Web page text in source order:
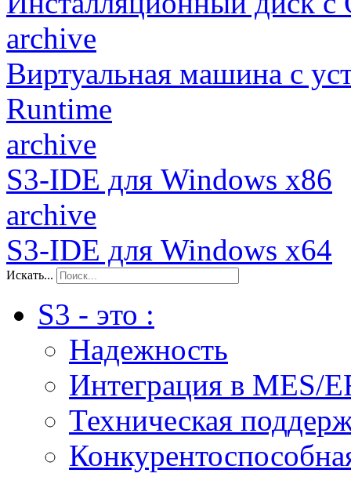
archive
Виртуальная машина c
Runtime
archive
S3-IDE для Windows x86
archive
S3-IDE для Windows x64
Искать...
S3 - это :
Надежность
Интеграция в MES/
Техническая